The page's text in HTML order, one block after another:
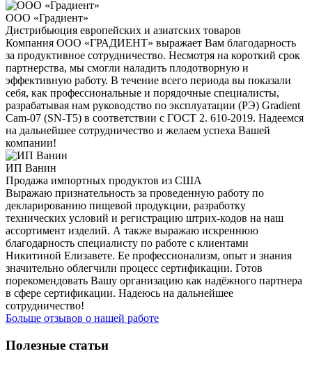
ООО «Градиент»
Дистрибьюция европейских и азиатских товаров
Компания ООО «ГРАДИЕНТ» выражает Вам благодарность
за продуктивное сотрудничество. Несмотря на короткий срок
партнерства, мы смогли наладить плодотворную и
эффективную работу. В течение всего периода вы показали
себя, как профессиональные и порядочные специалисты,
разрабатывая нам руководство по эксплуатации (РЭ) Gradient
Cam-07 (SN-T5) в соответствии с ГОСТ 2. 610-2019. Надеемся
на дальнейшее сотрудничество и желаем успеха Вашей
компании!
ИП Ванин
Продажа импортных продуктов из США
Выражаю признательность за проведенную работу по
декларированию пищевой продукции, разработку
технических условий и регистрацию штрих-кодов на наш
ассортимент изделий. А также выражаю искреннюю
благодарность специалисту по работе с клиентами
Никитиной Елизавете. Ее профессионализм, опыт и знания
значительно облегчили процесс сертификации. Готов
порекомендовать Вашу организацию как надёжного партнера
в сфере сертификации. Надеюсь на дальнейшее
сотрудничество!
Больше отзывов о нашей работе
Полезные статьи